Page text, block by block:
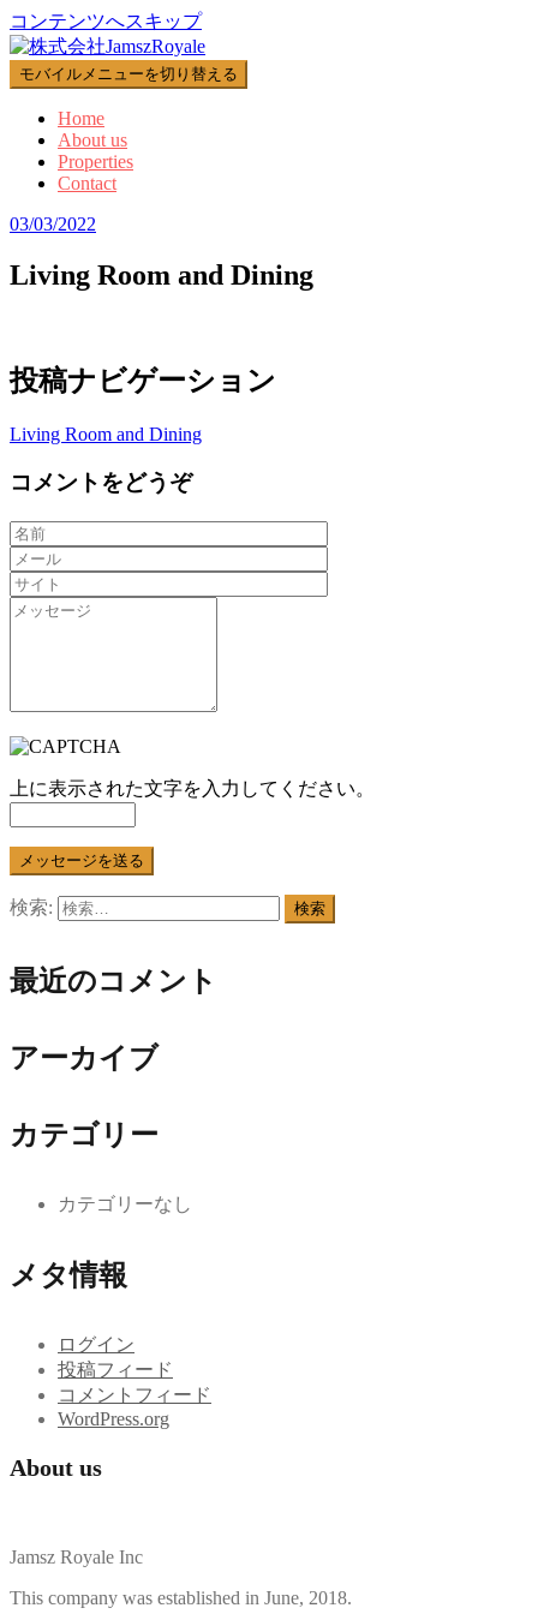
コンテンツへスキップ
モバイルメニューを切り替える
Home
About us
Properties
Contact
03/03/2022
Living Room and Dining
投稿ナビゲーション
Living Room and Dining
コメントをどうぞ
上に表示された文字を入力してください。
検索:
最近のコメント
アーカイブ
カテゴリー
カテゴリーなし
メタ情報
ログイン
投稿フィード
コメントフィード
WordPress.org
About us
Jamsz Royale Inc
This company was established in June, 2018.